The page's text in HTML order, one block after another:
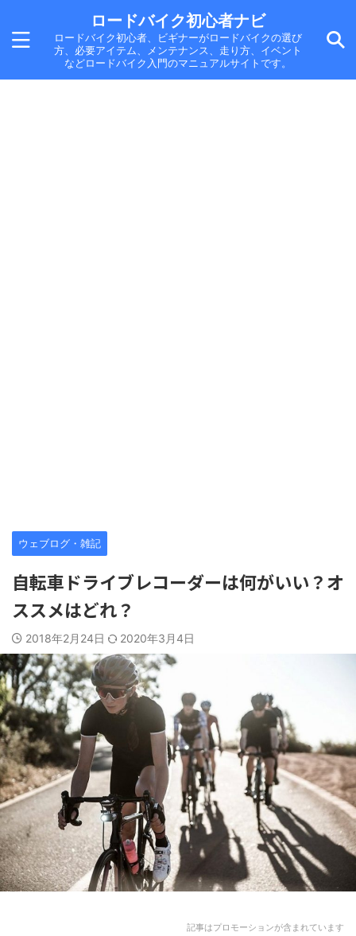
ロードバイク初心者ナビ
ロードバイク初心者、ビギナーがロードバイクの選び
方、必要アイテム、メンテナンス、走り方、イベント
などロードバイク入門のマニュアルサイトです。
ウェブログ・雑記
自転車ドライブレコーダーは何がいい？オ
ススメはどれ？
2018年2月24日 2020年3月4日
記事はプロモーションが含まれています